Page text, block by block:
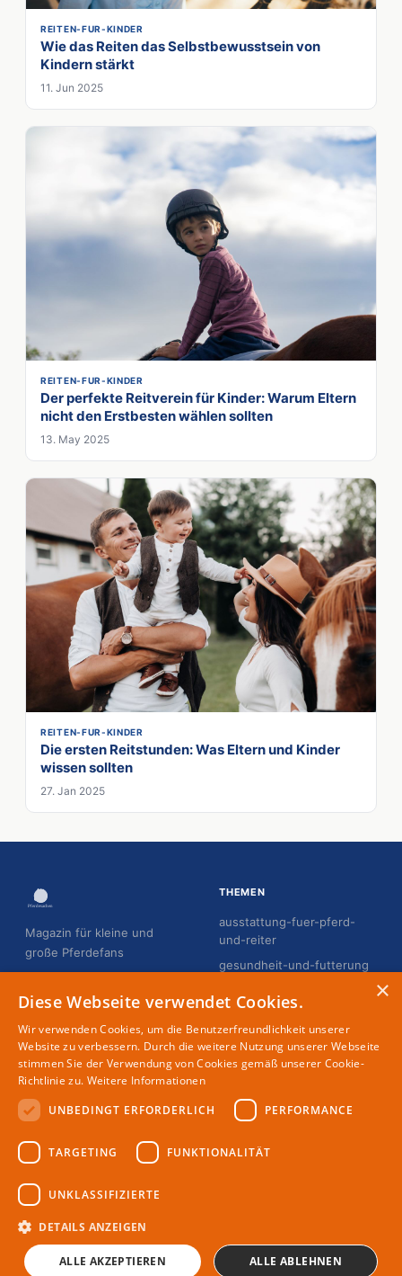
REITEN-FUR-KINDER
Wie das Reiten das Selbstbewusstsein von
Kindern stärkt
11. Jun 2025
REITEN-FUR-KINDER
Der perfekte Reitverein für Kinder: Warum Eltern
nicht den Erstbesten wählen sollten
13. May 2025
REITEN-FUR-KINDER
Die ersten Reitstunden: Was Eltern und Kinder
wissen sollten
27. Jan 2025
Magazin für kleine und
große Pferdefans
THEMEN
ausstattung-fuer-pferd-
und-reiter
gesundheit-und-futterung
reiten-fur-erwachsene
reiten-fur-kinder
MAGAZIN
Partner
Redaktion
Autoren
RECHTLICHES
Impressum
×
Diese Webseite verwendet Cookies.
Wir verwenden Cookies, um die Benutzerfreundlichkeit unserer
Website zu verbessern. Durch die weitere Nutzung unserer Webseite
stimmen Sie der Verwendung von Cookies gemäß unserer Cookie-
Richtlinie zu. Weitere Informationen
UNBEDINGT ERFORDERLICH
PERFORMANCE
TARGETING FUNKTIONALITÄT
UNKLASSIFIZIERTE
DETAILS ANZEIGEN
ALLE AKZEPTIEREN ALLE ABLEHNEN